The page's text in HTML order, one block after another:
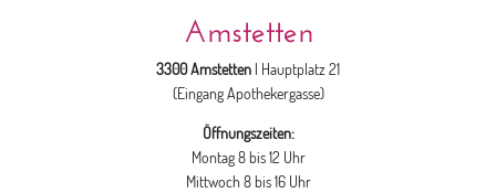
Amstetten
3300 Amstetten | Hauptplatz 21
(Eingang Apothekergasse)
Öffnungszeiten:
Montag 8 bis 12 Uhr
Mittwoch 8 bis 16 Uhr